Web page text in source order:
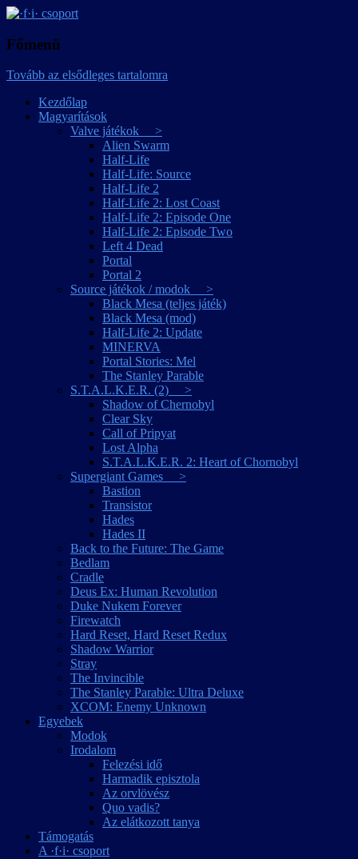
·f·i· csoport
Főmenü
Tovább az elsődleges tartalomra
Kezdőlap
Magyarítások
Valve játékok >
Alien Swarm
Half-Life
Half-Life: Source
Half-Life 2
Half-Life 2: Lost Coast
Half-Life 2: Episode One
Half-Life 2: Episode Two
Left 4 Dead
Portal
Portal 2
Source játékok / modok >
Black Mesa (teljes játék)
Black Mesa (mod)
Half-Life 2: Update
MINERVA
Portal Stories: Mel
The Stanley Parable
S.T.A.L.K.E.R. (2) >
Shadow of Chernobyl
Clear Sky
Call of Pripyat
Lost Alpha
S.T.A.L.K.E.R. 2: Heart of Chornobyl
Supergiant Games >
Bastion
Transistor
Hades
Hades II
Back to the Future: The Game
Bedlam
Cradle
Deus Ex: Human Revolution
Duke Nukem Forever
Firewatch
Hard Reset, Hard Reset Redux
Shadow Warrior
Stray
The Invincible
The Stanley Parable: Ultra Deluxe
XCOM: Enemy Unknown
Egyebek
Modok
Irodalom
Felezési idő
Harmadik episztola
Az orvlövész
Quo vadis?
Az elátkozott tanya
Támogatás
A ·f·i· csoport